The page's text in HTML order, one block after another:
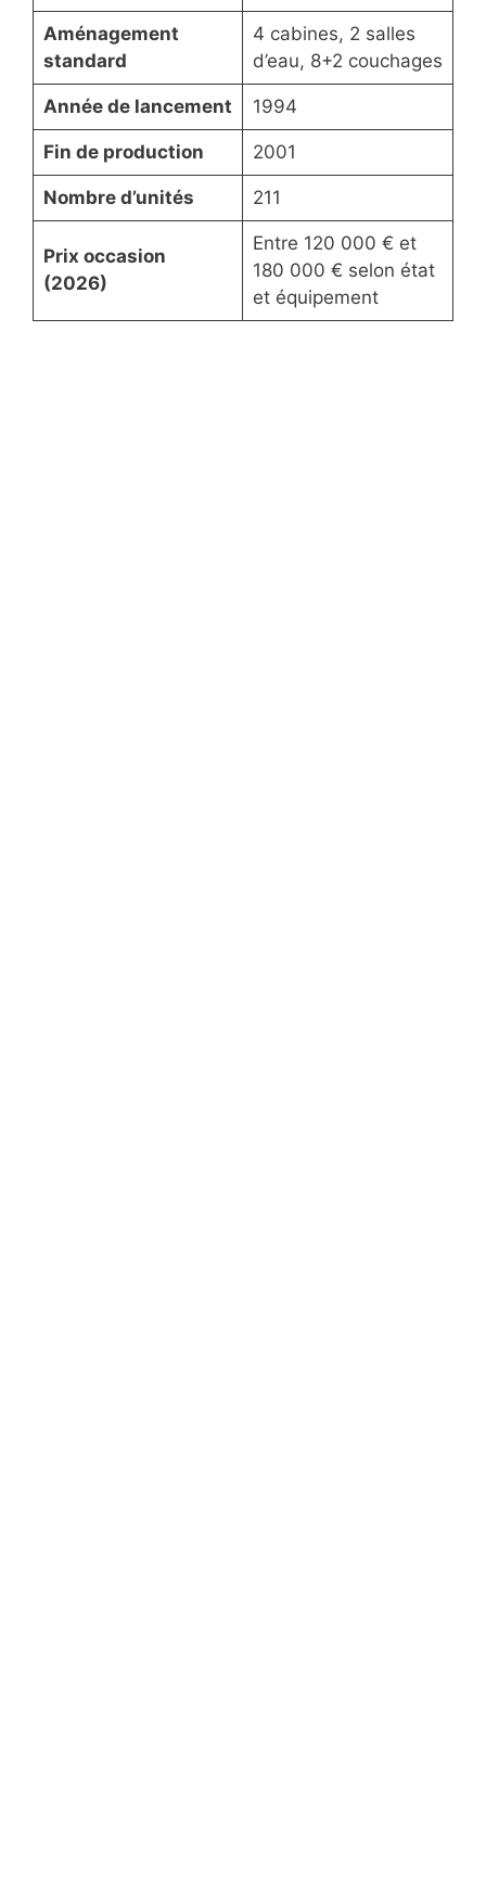
Aménagement
standard
4 cabines, 2 salles
d’eau, 8+2 couchages
Année de lancement 1994
Fin de production 2001
Nombre d’unités 211
Prix occasion
(2026)
Entre 120 000 € et
180 000 € selon état
et équipement